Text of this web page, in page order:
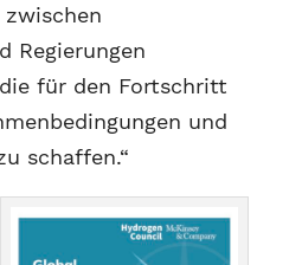
Regierungen
für den Fortschritt
und
schaffen.“